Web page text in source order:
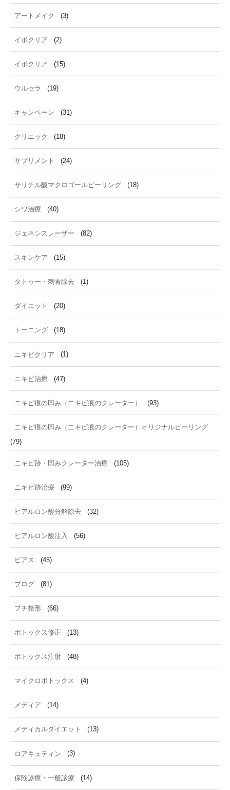
アートメイク (3)
イボクリア (2)
イボクリア (15)
ウルセラ (19)
キャンペーン (31)
クリニック (18)
サプリメント (24)
サリチル酸マクロゴールピーリング (18)
シワ治療 (40)
ジェネシスレーザー (82)
スキンケア (15)
タトゥー・刺青除去 (1)
ダイエット (20)
トーニング (18)
ニキビクリア (1)
ニキビ治療 (47)
ニキビ痕の凹み（ニキビ痕のクレーター） (93)
ニキビ痕の凹み（ニキビ痕のクレーター）オリジナルピーリング
(79)
ニキビ跡・凹みクレーター治療 (105)
ニキビ跡治療 (99)
ヒアルロン酸分解除去 (32)
ヒアルロン酸注入 (56)
ピアス (45)
ブログ (81)
プチ整形 (66)
ボトックス修正 (13)
ボトックス注射 (48)
マイクロボトックス (4)
メディア (14)
メディカルダイエット (13)
ロアキュティン (3)
保険診療・一般診療 (14)